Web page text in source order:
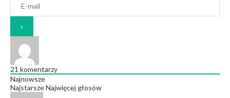
21 komentarzy
Najnowsze
NajstarszeNajwięcej głosów